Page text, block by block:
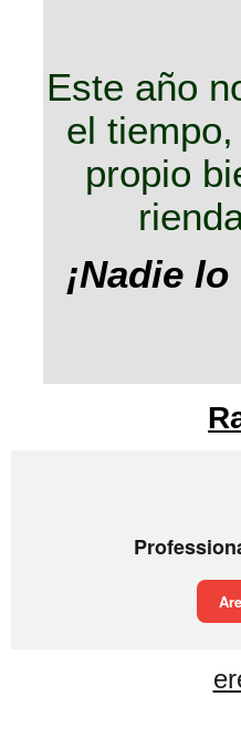
Este año
el
propio
¡Nadie